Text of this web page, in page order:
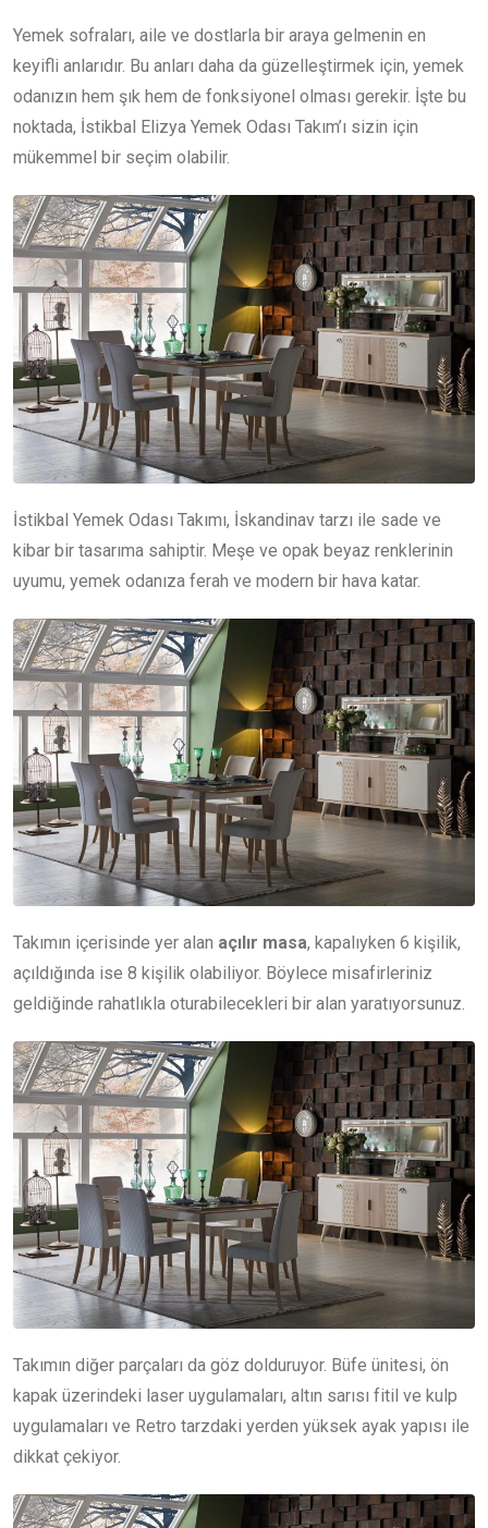
Yemek sofraları, aile ve dostlarla bir araya gelmenin en
keyifli anlarıdır. Bu anları daha da güzelleştirmek için, yemek
odanızın hem şık hem de fonksiyonel olması gerekir. İşte bu
noktada, İstikbal Elizya Yemek Odası Takım’ı sizin için
mükemmel bir seçim olabilir.
İstikbal Yemek Odası Takımı, İskandinav tarzı ile sade ve
kibar bir tasarıma sahiptir. Meşe ve opak beyaz renklerinin
uyumu, yemek odanıza ferah ve modern bir hava katar.
Takımın içerisinde yer alan açılır masa, kapalıyken 6 kişilik,
açıldığında ise 8 kişilik olabiliyor. Böylece misafirleriniz
geldiğinde rahatlıkla oturabilecekleri bir alan yaratıyorsunuz.
Takımın diğer parçaları da göz dolduruyor. Büfe ünitesi, ön
kapak üzerindeki laser uygulamaları, altın sarısı fitil ve kulp
uygulamaları ve Retro tarzdaki yerden yüksek ayak yapısı ile
dikkat çekiyor.